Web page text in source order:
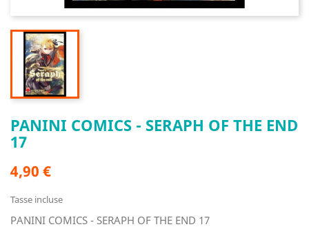
PANINI COMICS - SERAPH OF THE END
17
4,90 €
Tasse incluse
PANINI COMICS - SERAPH OF THE END 17